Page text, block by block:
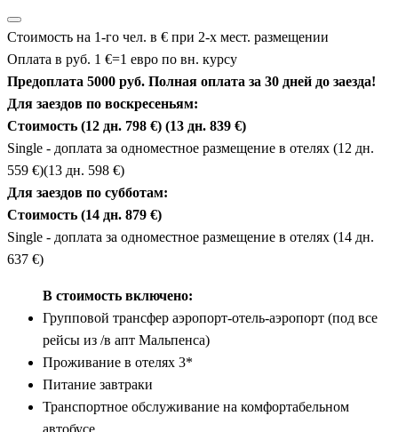
Флоренции и Париже — только профессионалы;
Гибкость программы:
факультативные экскурсии под ваш вкус;
транспорт — всё включено в основную стоимость.
Стоимость на 1-го чел. в € при 2-х мест. размещении
Оплата в руб. 1 €=1 евро по вн. курсу
Предоплата 5000 руб. Полная оплата за 30 дней до заезда!
Для заездов по воскресеньям:
Стоимость (12 дн. 798 €) (13 дн. 839 €)
Single - доплата за одноместное размещение в отелях (12 дн.
559 €)(13 дн. 598 €)
Для заездов по субботам:
Стоимость (14 дн. 879 €)
Single - доплата за одноместное размещение в отелях (14 дн.
637 €)
В стоимость включено:
Групповой трансфер аэропорт-отель-аэропорт (под все
рейсы из /в апт Мальпенса)
Проживание в отелях 3*
Питание завтраки
Транспортное обслуживание на комфортабельном
автобусе